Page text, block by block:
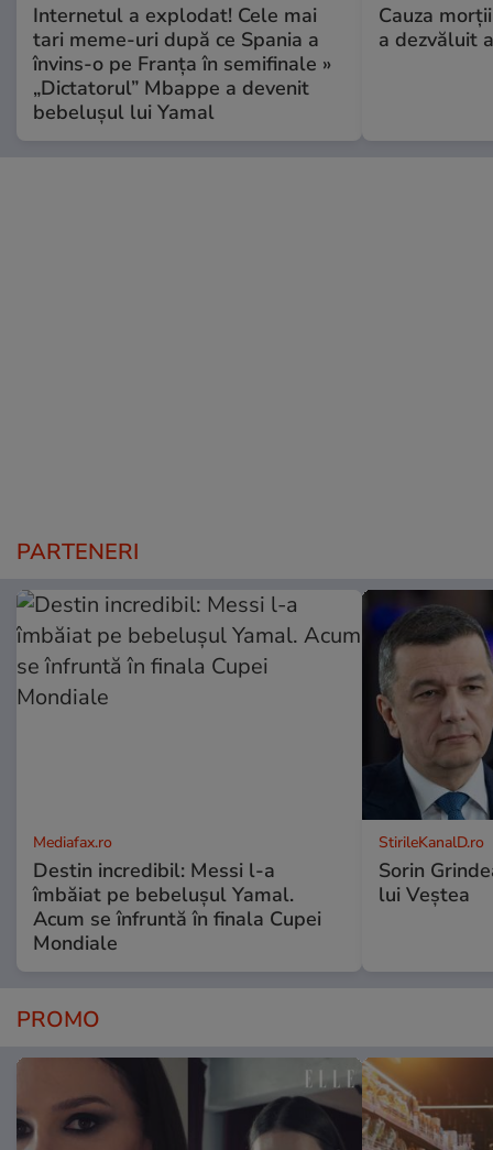
Internetul a explodat! Cele mai
tari meme-uri după ce Spania a
învins-o pe Franța în semifinale »
„Dictatorul” Mbappe a devenit
bebelușul lui Yamal
Cauza
a dezvăluit
PARTENERI
Mediafax.ro
Destin incredibil: Messi l-a
îmbăiat pe bebelușul Yamal.
Acum se înfruntă în finala Cupei
Mondiale
StirileKanalD.ro
Sorin
lui Veștea
PROMO